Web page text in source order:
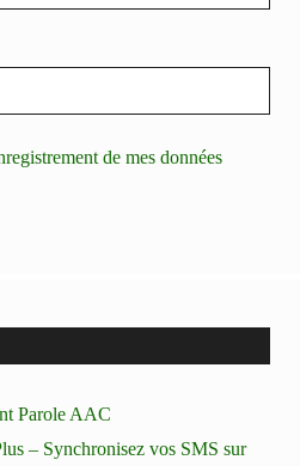
de mes données
Parole AAC
– Synchronisez vos SMS sur